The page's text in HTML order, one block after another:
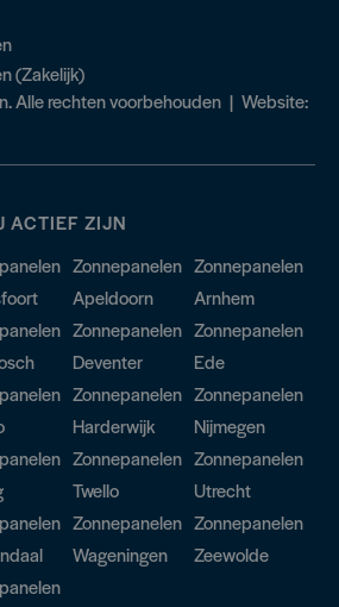
(Zakelijk)
Alle rechten voorbehouden | Website:
ACTIEF ZIJN
Zonnepanelen
Apeldoorn
Zonnepanelen
Arnhem
Zonnepanelen
Deventer
Zonnepanelen
Ede
Zonnepanelen
Harderwijk
Zonnepanelen
Nijmegen
Zonnepanelen
Twello
Zonnepanelen
Utrecht
Zonnepanelen
Wageningen
Zonnepanelen
Zeewolde